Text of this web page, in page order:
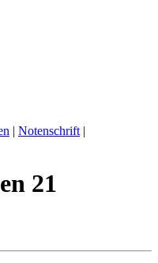
| Notenschrift |
21